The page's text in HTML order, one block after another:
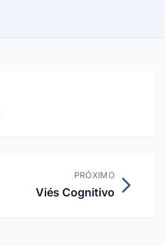
PRÓXIMO
Viés Cognitivo